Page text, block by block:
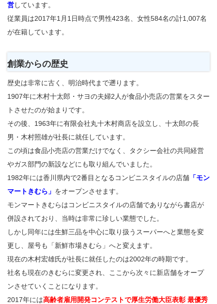
営しています。
従業員は2017年1月1日時点で男性423名、女性584名の計1,007名
が在籍しています。
創業からの歴史
歴史は非常に古く、明治時代まで遡ります。
1907年に木村十太郎・サヨの夫婦2人が食品小売店の営業をスター
トさせたのが始まりです。
その後、1963年に有限会社丸十木村商店を設立し、十太郎の長
男・木村照雄が社長に就任しています。
この頃は食品小売店の営業だけでなく、タクシー会社の共同経営
やガス部門の新設などにも取り組んでいました。
1982年には香川県内で2番目となるコンビニスタイルの店舗 「モン
マートきむら」 をオープンさせます。
モンマートきむらはコンビニスタイルの店舗でありながら書店が
併設されており、当時は非常に珍しい業態でした。
しかし同年には生鮮三品を中心に取り扱うスーパーへと業態を変
更し、屋号も「新鮮市場きむら」へと変えます。
現在の木村宏雄氏が社長に就任したのは2002年の時期です。
社名も現在のきむらに変更され、ここから次々に新店舗をオープ
ンさせていくことになります。
2017年には高齢者雇用開発コンテストで厚生労働大臣表彰 最優秀